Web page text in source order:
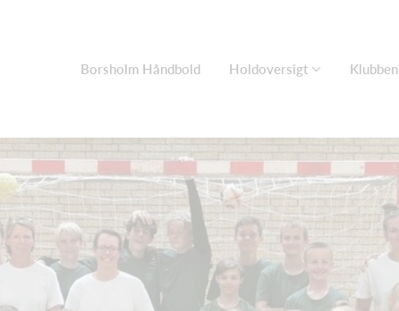
Borsholm Håndbold Holdoversigt Klubben